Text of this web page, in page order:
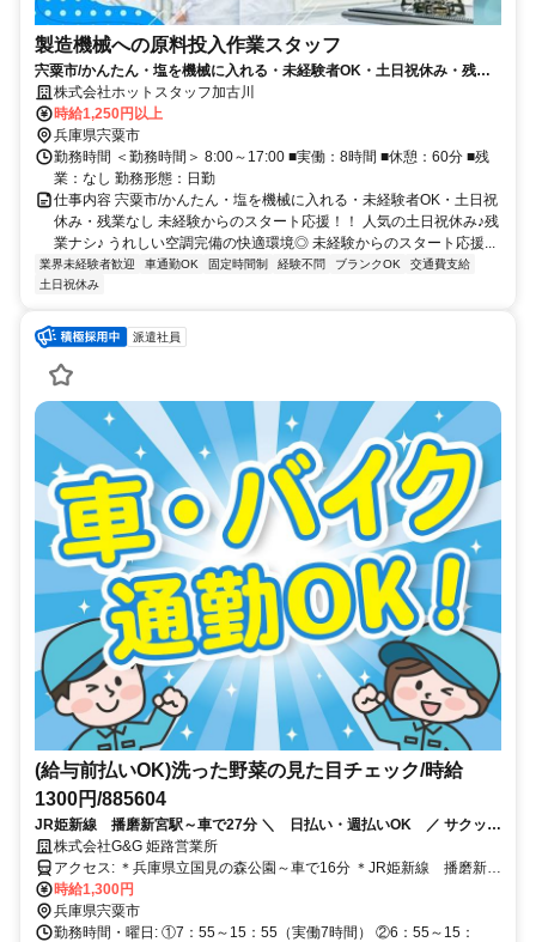
製造機械への原料投入作業スタッフ
宍粟市/かんたん・塩を機械に入れる・未経験者OK・土日祝休み・残業
なし株式会社ホットスタッフ加古川
時給1,250円以上
兵庫県宍粟市
勤務時間 ＜勤務時間＞ 8:00～17:00 ■実働：8時間 ■休憩：60分 ■残
業：なし 勤務形態：日勤
仕事内容 宍粟市/かんたん・塩を機械に入れる・未経験者OK・土日祝
休み・残業なし 未経験からのスタート応援！！ 人気の土日祝休み♪残
業ナシ♪ うれしい空調完備の快適環境◎ 未経験からのスタート応援...
業界未経験者歓迎 車通勤OK 固定時間制 経験不問 ブランクOK
交通費支給
土日祝休み
派遣社員
(給与前払いOK)洗った野菜の見た目チェック/時給
1300円/885604
JR姫新線 播磨新宮駅～車で27分 ＼ 日払い・週払いOK ／ サクッと
簡単申請で 最短翌日に給与の一部を振込可能！ ※平日のみの対応
株式会社G&G 姫路営業所
アクセス: ＊兵庫県立国見の森公園～車で16分 ＊JR姫新線 播磨新宮
駅～車で27分 ＊マイカー、バイク、自転車通勤可 ＊無料の駐車場完
備
時給1,300円
兵庫県宍粟市
勤務時間・曜日: ①7：55～15：55（実働7時間） ②6：55～15：